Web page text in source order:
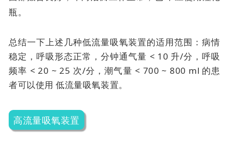
瓶。
总结一下上述几种低流量吸氧装置的适用范围：病情
稳定，呼吸形态正常，分钟通气量 < 10 升/分，呼吸
频率 < 20 ~ 25 次/分，潮气量 < 700 ~ 800 ml 的患
者可以使用低流量吸氧装置。
高流量吸氧装置